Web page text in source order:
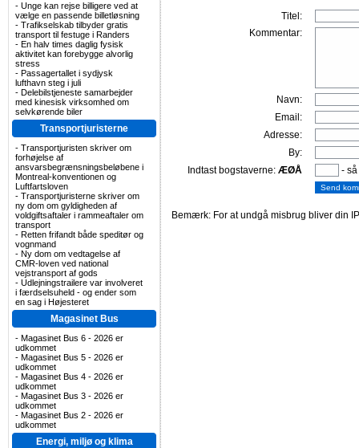
- Unge kan rejse billigere ved at
vælge en passende billetløsning
- Trafikselskab tilbyder gratis
transport til festuge i Randers
- En halv times daglig fysisk
aktivitet kan forebygge alvorlig
stress
- Passagertallet i sydjysk
lufthavn steg i juli
- Delebilstjeneste samarbejder
med kinesisk virksomhed om
selvkørende biler
Transportjuristerne
- Transportjuristen skriver om
forhøjelse af
ansvarsbegrænsningsbeløbene i
Montreal-konventionen og
Luftfartsloven
- Transportjuristerne skriver om
ny dom om gyldigheden af
voldgiftsaftaler i rammeaftaler om
transport
- Retten frifandt både speditør og
vognmand
- Ny dom om vedtagelse af
CMR-loven ved national
vejstransport af gods
- Udlejningstrailere var involveret
i færdselsuheld - og ender som
en sag i Højesteret
Magasinet Bus
- Magasinet Bus 6 - 2026 er
udkommet
- Magasinet Bus 5 - 2026 er
udkommet
- Magasinet Bus 4 - 2026 er
udkommet
- Magasinet Bus 3 - 2026 er
udkommet
- Magasinet Bus 2 - 2026 er
udkommet
Energi, miljø og klima
Titel:
Kommentar:
Navn:
Email:
Adresse:
By:
Indtast bogstaverne: ÆØÅ -
Bemærk: For at undgå misbrug bliver din